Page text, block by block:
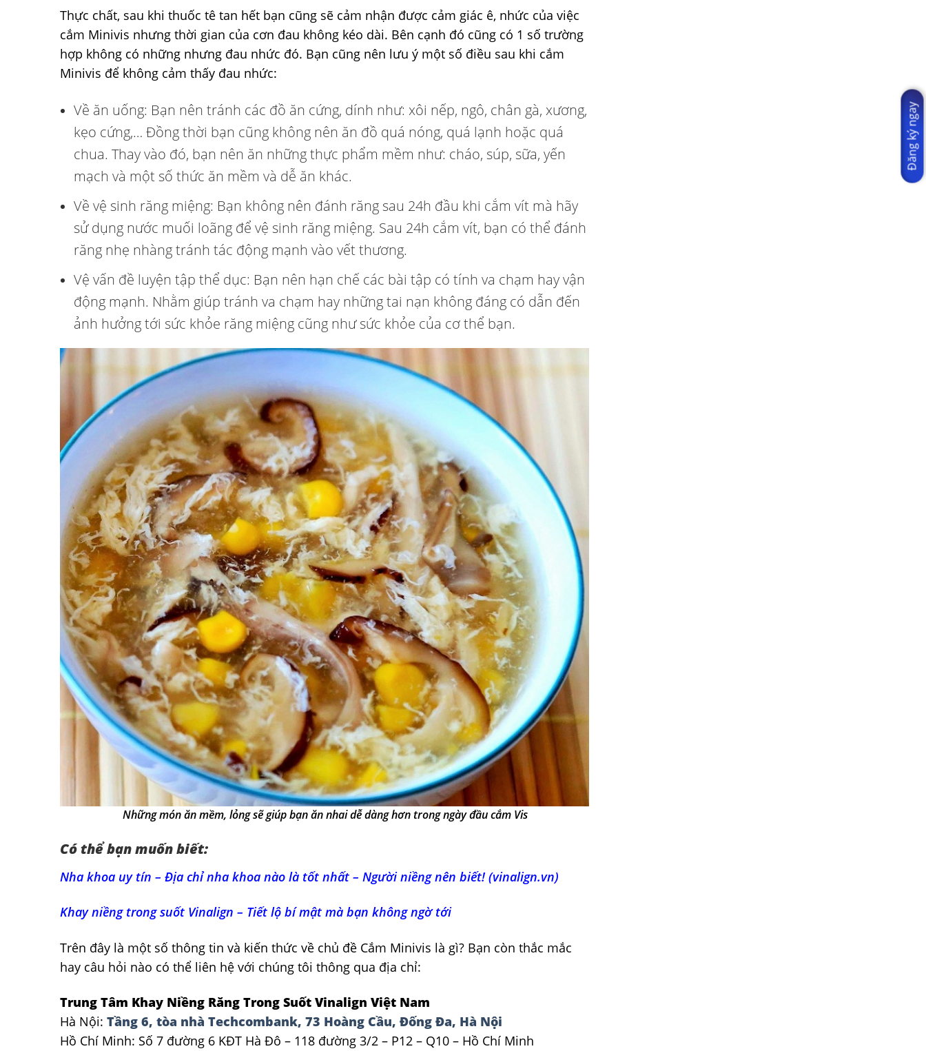
Thực chất, sau khi thuốc tê tan hết bạn cũng sẽ cảm nhận được cảm giác ê, nhức của việc
cắm Minivis nhưng thời gian của cơn đau không kéo dài. Bên cạnh đó cũng có 1 số trường
hợp không có những nhưng đau nhức đó. Bạn cũng nên lưu ý một số điều sau khi cắm
Minivis để không cảm thấy đau nhức:
Về ăn uống: Bạn nên tránh các đồ ăn cứng, dính như: xôi nếp, ngô, chân gà, xương,
kẹo cứng,… Đồng thời bạn cũng không nên ăn đồ quá nóng, quá lạnh hoặc quá
chua. Thay vào đó, bạn nên ăn những thực phẩm mềm như: cháo, súp, sữa, yến
mạch và một số thức ăn mềm và dễ ăn khác.
Về vệ sinh răng miệng: Bạn không nên đánh răng sau 24h đầu khi cắm vít mà hãy
sử dụng nước muối loãng để vệ sinh răng miệng. Sau 24h cắm vít, bạn có thể đánh
răng nhẹ nhàng tránh tác động mạnh vào vết thương.
Vệ vấn đề luyện tập thể dục: Bạn nên hạn chế các bài tập có tính va chạm hay vận
động mạnh. Nhằm giúp tránh va chạm hay những tai nạn không đáng có dẫn đến
ảnh hưởng tới sức khỏe răng miệng cũng như sức khỏe của cơ thể bạn.
Những món ăn mềm, lỏng sẽ giúp bạn ăn nhai dễ dàng hơn trong ngày đầu cắm Vis
Có thể bạn muốn biết:
Nha khoa uy tín – Địa chỉ nha khoa nào là tốt nhất – Người niềng nên biết! (vinalign.vn)
Khay niềng trong suốt Vinalign – Tiết lộ bí mật mà bạn không ngờ tới
Trên đây là một số thông tin và kiến thức về chủ đề Cắm Minivis là gì? Bạn còn thắc mắc
hay câu hỏi nào có thể liên hệ với chúng tôi thông qua địa chỉ:
Trung Tâm Khay Niềng Răng Trong Suốt Vinalign Việt Nam
Hà Nội: Tầng 6, tòa nhà Techcombank, 73 Hoàng Cầu, Đống Đa, Hà Nội
Hồ Chí Minh: Số 7 đường 6 KĐT Hà Đô – 118 đường 3/2 – P12 – Q10 – Hồ Chí Minh
Đăng ký ngay